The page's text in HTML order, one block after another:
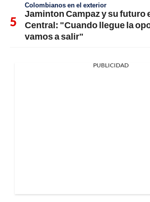
Colombianos en el exterior
Jaminton Campaz y su futuro
Central: "Cuando llegue la
vamos a salir"
PUBLICIDAD